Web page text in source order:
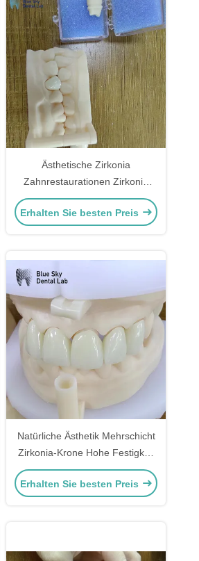
Ästhetische Zirkonia
Zahnrestaurationen Zirkonia
Porzellankronen
Erhalten Sie besten Preis
Natürliche Ästhetik Mehrschicht
Zirkonia-Krone Hohe Festigkeit
Chemikalienbeständigkeit
Erhalten Sie besten Preis